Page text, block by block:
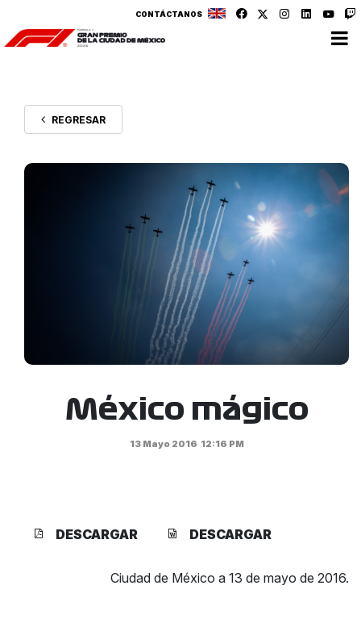
CONTÁCTANOS
REGRESAR
México mágico
13 Mayo 2016 12:16 PM
DESCARGAR DESCARGAR
Ciudad de México a 13 de mayo de 2016.